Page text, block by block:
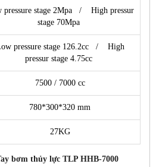
pressure stage 2Mpa / High pressur
stage 70Mpa
pressure stage 126.2cc / High
pressur stage 4.75cc
7500 / 7000 cc
780*300*320 mm
27KG
bơm thủy lực TLP HHB-7000